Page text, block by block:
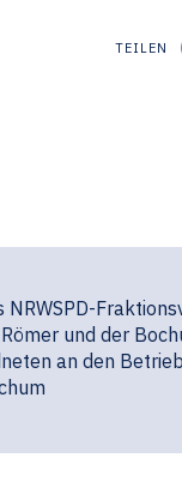
TEILEN
NRWSPD-
und der
an den